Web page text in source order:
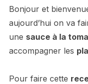
Bonjour et
aujourd’hui on va
une sauce à la
accompagner les
Pour faire cette